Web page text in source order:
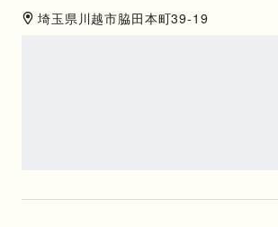
埼玉県 川越市脇田本町39-19